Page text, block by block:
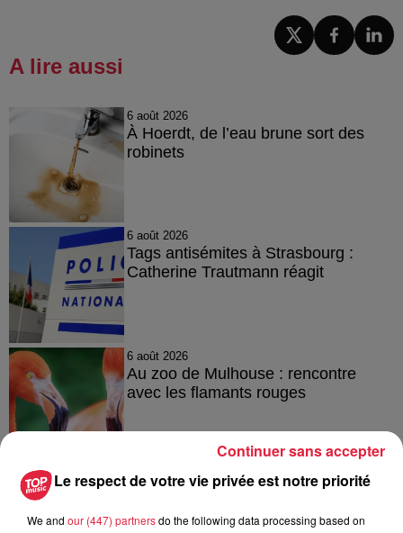
A lire aussi
6 août 2026
À Hoerdt, de l’eau brune sort des
robinets
6 août 2026
Tags antisémites à Strasbourg :
Catherine Trautmann réagit
6 août 2026
Au zoo de Mulhouse : rencontre
avec les flamants rouges
À découvrir également
Le respect de votre vie privée est notre priorité
We and our (447) partnersdo the following data processing based on
Continuer sans accepter